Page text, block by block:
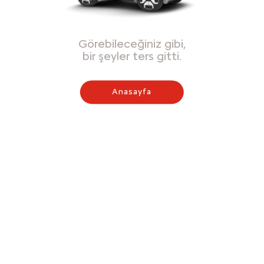
Görebileceğiniz gibi,
bir şeyler ters gitti.
Anasayfa